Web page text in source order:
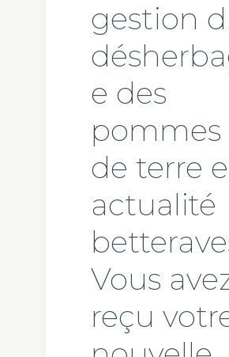
gestion
e des
pommes
de terre
actualité
Vous
reçu